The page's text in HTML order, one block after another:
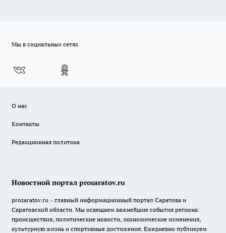
Мы в социальных сетях
О нас
Контакты
Редакционная политика
Новостной портал prosaratov.ru
prosaratov.ru – главный информационный портал Саратова и
Саратовской области. Мы освещаем важнейшие события региона:
происшествия, политические новости, экономические изменения,
культурную жизнь и спортивные достижения. Ежедневно публикуем